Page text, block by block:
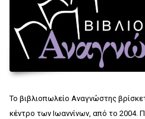
Το βιβλιοπωλείο Αναγνώστης
κέντρο των Ιωαννίνων, από το 2004.